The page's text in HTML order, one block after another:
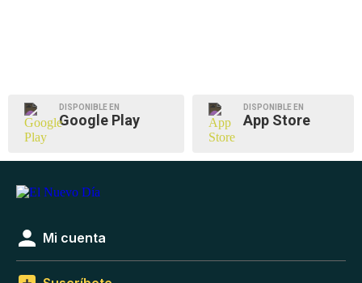
DISPONIBLE EN
Google Play
DISPONIBLE EN
App Store
Mi cuenta